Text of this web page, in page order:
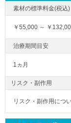
￥55,000 ～ ￥
1ヵ月
リスク・副作用
リスク・副作用につ